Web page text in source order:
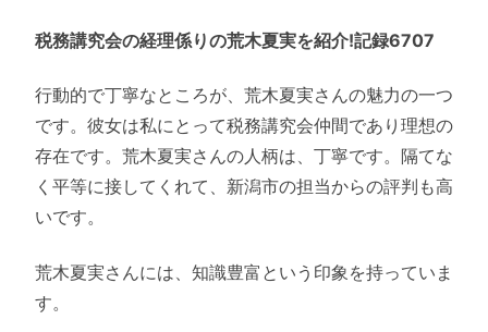
税務講究会の経理係りの荒木夏実を紹介!記録6707
行動的で丁寧なところが、荒木夏実さんの魅力の一つ
です。彼女は私にとって税務講究会仲間であり理想の
存在です。荒木夏実さんの人柄は、丁寧です。隔てな
く平等に接してくれて、新潟市の担当からの評判も高
いです。
荒木夏実さんには、知識豊富という印象を持っていま
す。